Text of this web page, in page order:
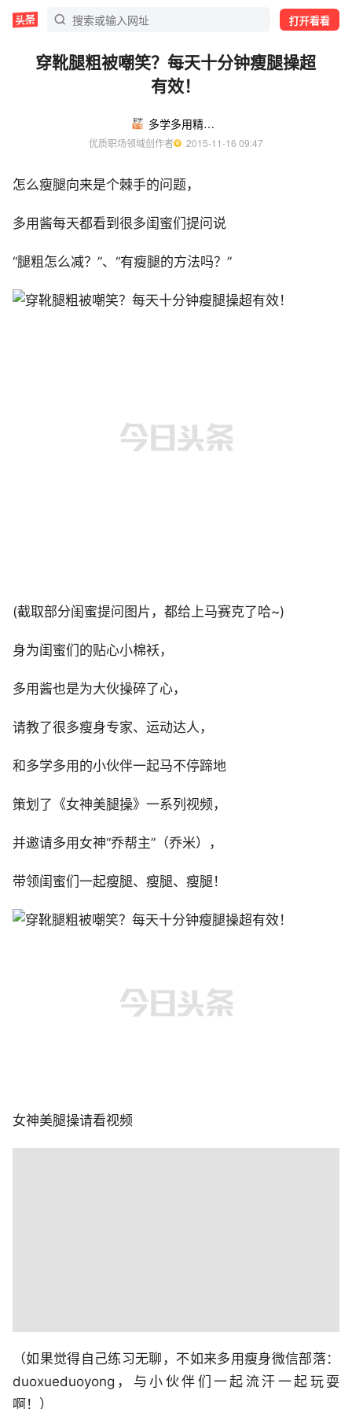
打开看看
穿靴腿粗被嘲笑？每天十分钟瘦腿操超
有效！
多学多用精品课
优质职场领域创作者
  2015-11-16 09:47
怎么瘦腿向来是个棘手的问题，
多用酱每天都看到很多闺蜜们提问说
“腿粗怎么减？”、“有瘦腿的方法吗？”
(截取部分闺蜜提问图片，都给上马赛克了哈~)
身为闺蜜们的贴心小棉袄，
多用酱也是为大伙操碎了心，
请教了很多瘦身专家、运动达人，
和多学多用的小伙伴一起马不停蹄地
策划了《女神美腿操》一系列视频，
并邀请多用女神“乔帮主”（乔米），
带领闺蜜们一起瘦腿、瘦腿、瘦腿！
女神美腿操请看视频
（如果觉得自己练习无聊，不如来多用瘦身微信部落：
duoxueduoyong，与小伙伴们一起流汗一起玩耍
啊！）